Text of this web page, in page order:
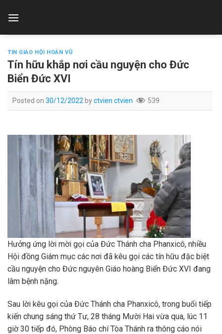
TIN GIÁO HỘI HOÀN VŨ
Tín hữu khắp nơi cầu nguyện cho Đức
Biển Đức XVI
Posted on 30/12/2022 byctvien ctvien 539
Hưởng ứng lời mời gọi của Đức Thánh cha Phanxicô, nhiều
Hội đồng Giám mục các nơi đã kêu gọi các tín hữu đặc biệt
cầu nguyện cho Đức nguyên Giáo hoàng Biển Đức XVI đang
lâm bệnh nặng.
Sau lời kêu gọi của Đức Thánh cha Phanxicô, trong buổi tiếp
kiến chung sáng thứ Tư, 28 tháng Mười Hai vừa qua, lúc 11
giờ 30 tiếp đó, Phòng Báo chí Tòa Thánh ra thông cáo nói